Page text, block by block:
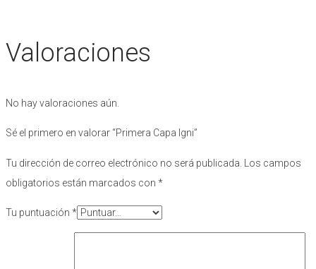
Valoraciones
No hay valoraciones aún.
Sé el primero en valorar “Primera Capa Igni”
Tu dirección de correo electrónico no será publicada.
Los campos
obligatorios están marcados con *
Tu puntuación *